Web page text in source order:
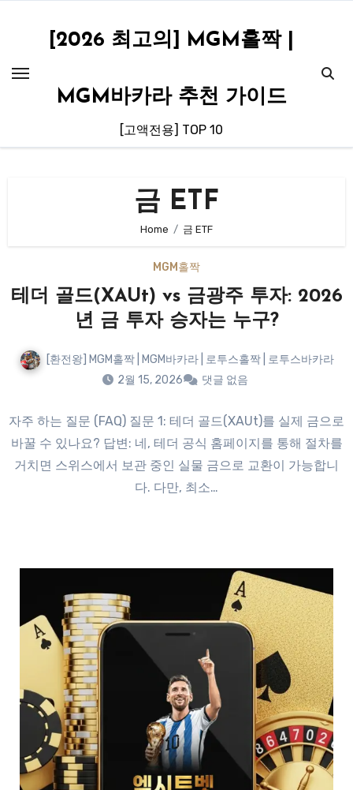
[2026 최고의] MGM홀짝 |
MGM바카라 추천 가이드
[고액전용] TOP 10
금 ETF
Home 금 ETF
MGM홀짝
테더 골드(XAUt) vs 금광주 투자: 2026
년 금 투자 승자는 누구?
[환전왕] MGM홀짝 | MGM바카라 | 로투스홀짝 | 로투스바카라
2월 15, 2026
댓글 없음
자주 하는 질문 (FAQ) 질문 1: 테더 골드(XAUt)를 실제 금으로
바꿀 수 있나요? 답변: 네, 테더 공식 홈페이지를 통해 절차를
거치면 스위스에서 보관 중인 실물 금으로 교환이 가능합니
다. 다만, 최소…